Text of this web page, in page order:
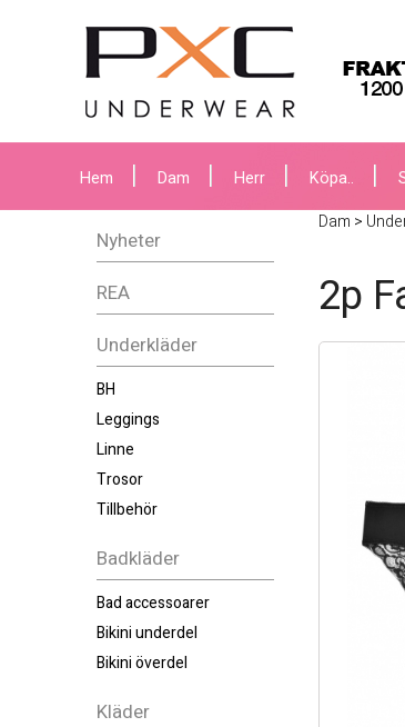
Hem Dam Herr Köpa..
Nyheter
REA
Underkläder
BH
Leggings
Linne
Trosor
Tillbehör
Badkläder
Bad accessoarer
Bikini underdel
Bikini överdel
Kläder
Dam >
2p